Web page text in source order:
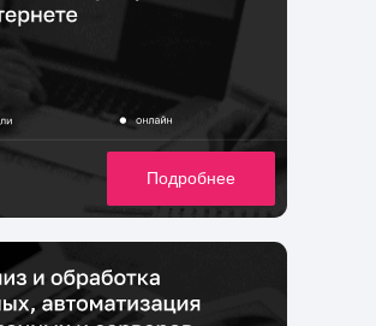
Подробнее